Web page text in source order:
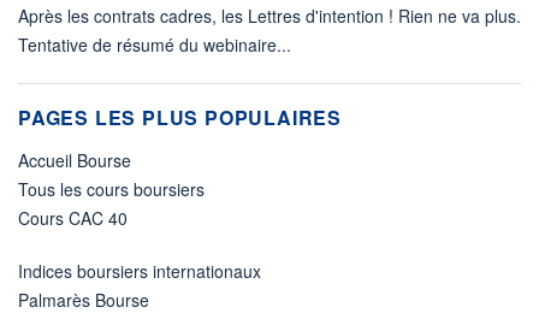
Après les contrats cadres, les Lettres d'intention ! Rien ne va plus.
Tentative de résumé du webinaire...
PAGES LES PLUS POPULAIRES
Accueil Bourse
Tous les cours boursiers
Cours CAC 40
Indices boursiers internationaux
Palmarès Bourse